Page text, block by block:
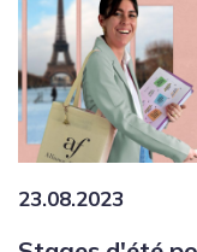
23.08.2023